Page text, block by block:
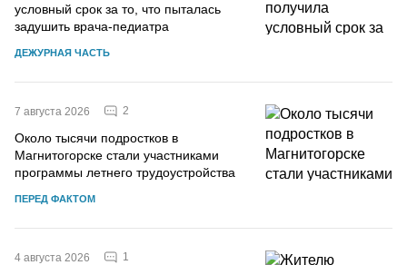
условный срок за то, что пыталась
задушить врача-педиатра
ДЕЖУРНАЯ ЧАСТЬ
7 августа 2026 2
Около тысячи подростков в
Магнитогорске стали участниками
программы летнего трудоустройства
ПЕРЕД ФАКТОМ
4 августа 2026 1